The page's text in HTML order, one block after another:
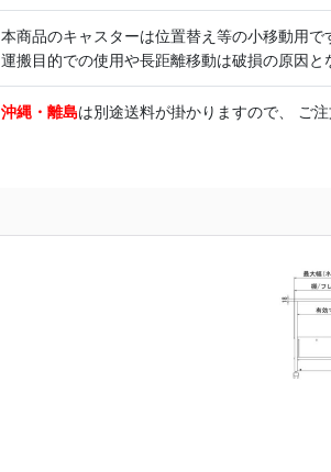
本商品のキャスターは位置替え等の小移動用で
運搬目的での使用や長距離移動は破損の原因と
沖縄・離島は別途送料が掛かりますので、 ご